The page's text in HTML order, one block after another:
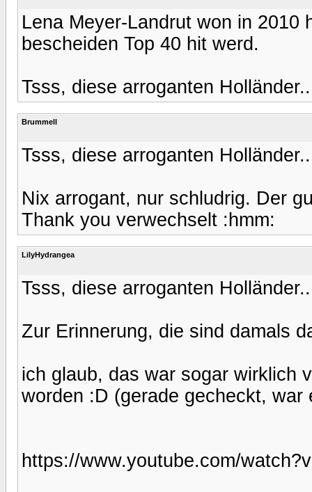
Lena Meyer-Landrut won in 2010
bescheiden Top 40 hit werd.
Tsss, diese arroganten
Brummell
Tsss, diese arroganten
Nix arrogant, nur schludrig. Der
Thank you verwechselt :hmm:
LilyHydrangea
Tsss, diese arroganten
Zur Erinnerung, die sind damals
ich glaub, das war sogar wirklich
worden :D (gerade gecheckt, war
https://www.youtube.com/